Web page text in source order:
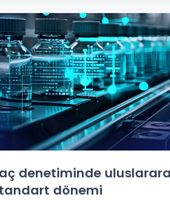
denetiminde
dönemi